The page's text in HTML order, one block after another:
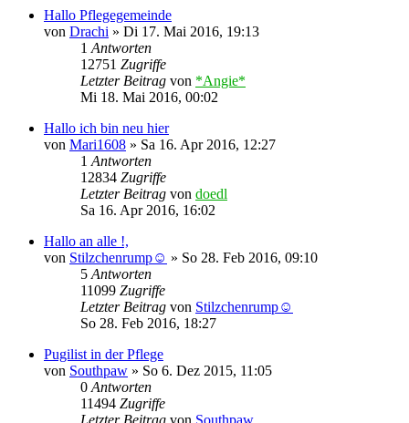
Hallo Pflegegemeinde
von Drachi » Di 17. Mai 2016, 19:13
1 Antworten
12751 Zugriffe
Letzter Beitrag von *Angie*
Mi 18. Mai 2016, 00:02
Hallo ich bin neu hier
von Mari1608 » Sa 16. Apr 2016, 12:27
1 Antworten
12834 Zugriffe
Letzter Beitrag von doedl
Sa 16. Apr 2016, 16:02
Hallo an alle !,
von Stilzchenrump☺ » So 28. Feb 2016, 09:10
5 Antworten
11099 Zugriffe
Letzter Beitrag von Stilzchenrump☺
So 28. Feb 2016, 18:27
Pugilist in der Pflege
von Southpaw » So 6. Dez 2015, 11:05
0 Antworten
11494 Zugriffe
Letzter Beitrag von Southpaw